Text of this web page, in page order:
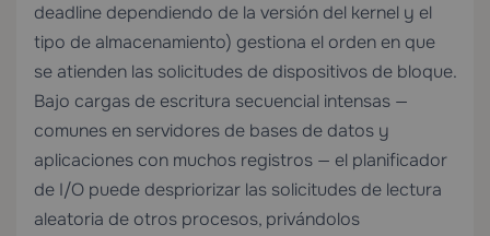
deadline dependiendo de la versión del kernel y el
tipo de almacenamiento) gestiona el orden en que
se atienden las solicitudes de dispositivos de bloque.
Bajo cargas de escritura secuencial intensas —
comunes en servidores de bases de datos y
aplicaciones con muchos registros — el planificador
de I/O puede despriorizar las solicitudes de lectura
aleatoria de otros procesos, privándolos